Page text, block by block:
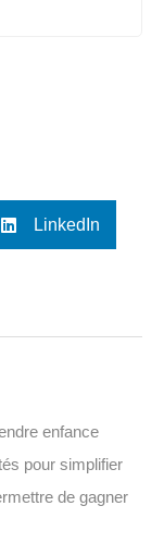
LinkedIn
enfance
pour simplifier
de gagner